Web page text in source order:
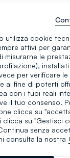
di
un
utilizza cookie
attivi per
misurarne le
per verificare
al fine di poterti
con i tuoi reali
il tuo consenso.
clicca su
clicca su "Gestisci
senza
consulta la nostra